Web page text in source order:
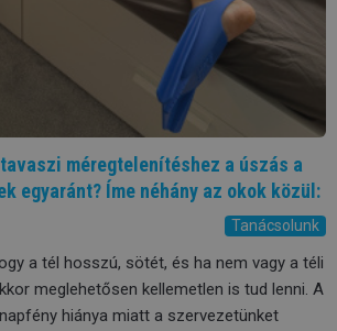
méregtelenítéshez a úszás a
egyaránt? Íme néhány az okok közül:
Tanácsolunk
a tél hosszú, sötét, és ha nem vagy a téli
meglehetősen kellemetlen is tud lenni. A
hiánya miatt a szervezetünket